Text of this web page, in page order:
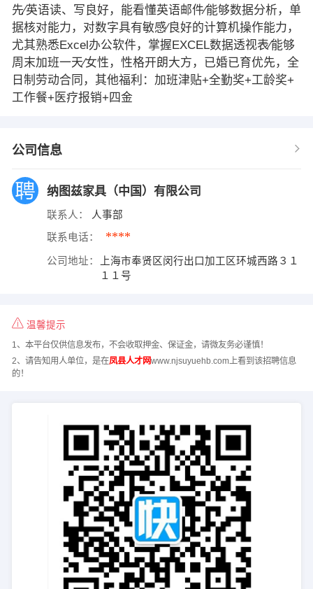
先∕英语读、写良好，能看懂英语邮件∕能够数据分析，单
据核对能力，对数字具有敏感∕良好的计算机操作能力，
尤其熟悉Excel办公软件，掌握EXCEL数据透视表∕能够
周末加班一天∕女性，性格开朗大方，已婚已育优先，全
日制劳动合同，其他福利：加班津贴+全勤奖+工龄奖+
工作餐+医疗报销+四金
公司信息
纳图兹家具（中国）有限公司
联系人： 人事部
联系电话： ****
公司地址：
上海市奉贤区闵行出口加工区环城西路３１
１１号
温馨提示
1、本平台仅供信息发布，不会收取押金、保证金，请微友务必谨慎！
2、请告知用人单位，是在凤县人才网www.njsuyuehb.com上看到该招聘信息
的！